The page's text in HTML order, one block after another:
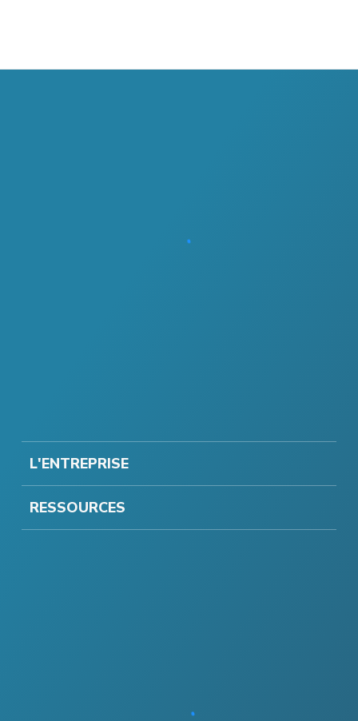
L'ENTREPRISE
RESSOURCES